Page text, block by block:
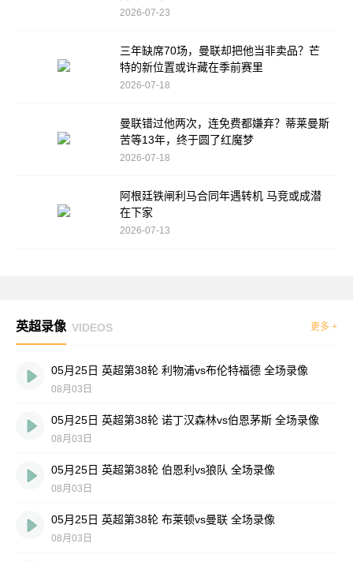
2026-07-23
三年缺席70场，曼联却把他当非卖品？芒
特的新位置或许藏在季前赛里
2026-07-18
曼联错过他两次，连免费都嫌弃？蒂莱曼斯
苦等13年，终于圆了红魔梦
2026-07-18
阿根廷铁闸利马合同年遇转机 马竞或成潜
在下家
2026-07-13
英超录像 VIDEOS 更多 +
05月25日 英超第38轮 利物浦vs布伦特福德 全场录像
08月03日
05月25日 英超第38轮 诺丁汉森林vs伯恩茅斯 全场录像
08月03日
05月25日 英超第38轮 伯恩利vs狼队 全场录像
08月03日
05月25日 英超第38轮 布莱顿vs曼联 全场录像
08月03日